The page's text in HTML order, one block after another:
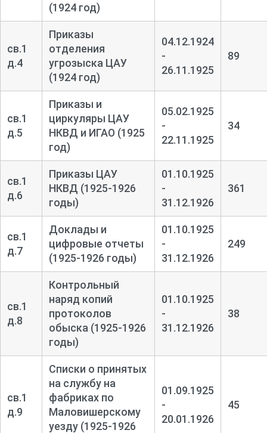
(1924 год)
св.1
д.4
Приказы
отделения
угрозыска ЦАУ
(1924 год)
04.12.1924
-
26.11.1925
89
св.1
д.5
Приказы и
циркуляры ЦАУ
НКВД и ИГАО (1925
год)
05.02.1925
-
22.11.1925
34
св.1
д.6
Приказы ЦАУ
НКВД (1925-1926
годы)
01.10.1925
-
31.12.1926
361
св.1
д.7
Доклады и
цифровые отчеты
(1925-1926 годы)
01.10.1925
-
31.12.1926
249
св.1
д.8
Контрольный
наряд копий
протоколов
обыска (1925-1926
годы)
01.10.1925
-
31.12.1926
38
св.1
д.9
Списки о принятых
на службу на
фабриках по
Маловишерскому
уезду (1925-1926
01.09.1925
-
20.01.1926
45